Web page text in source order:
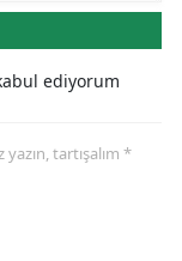
ediyorum
tartışalım *